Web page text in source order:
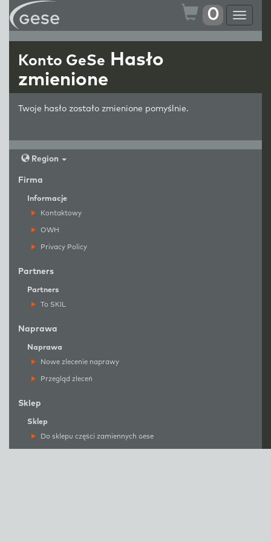
Toggle
0
Konto GeSe
Hasło
zmienione
Twoje hasło zostało zmienione pomyślnie.
Region
Firma
Informacje
Kontaktowy
OWH
Privacy Policy
Partners
Partners
To SKIL
Naprawa
Naprawa
Nowe zlecenie naprawy
Przegląd zleceń
Sklep
Sklep
Do sklepu części zamiennych gese